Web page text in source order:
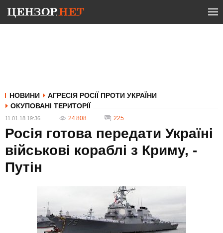
НОВИНИ
АГРЕСІЯ РОСІЇ ПРОТИ УКРАЇНИ
ОКУПОВАНІ ТЕРИТОРІЇ
11.01.18 19:36 24 808 225
Росія готова передати Україні
військові кораблі з Криму, -
Путін